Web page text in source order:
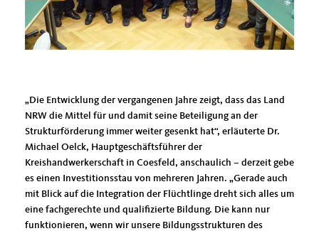
Die Entwicklung der vergangenen Jahre zeigt, dass das Land
NRW die Mittel für und damit seine Beteiligung an der
Strukturförderung immer weiter gesenkt hat“, erläuterte Dr.
Michael Oelck, Hauptgeschäftsführer der
Kreishandwerkerschaft in Coesfeld, anschaulich – derzeit gebe
es einen Investitionsstau von mehreren Jahren. „Gerade auch
mit Blick auf die Integration der Flüchtlinge dreht sich alles um
eine fachgerechte und qualifizierte Bildung. Die kann nur
funktionieren, wenn wir unsere Bildungsstrukturen des